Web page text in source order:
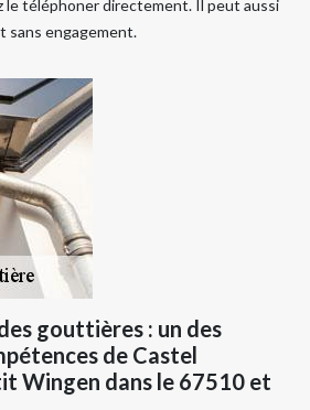
le téléphoner directement. Il peut aussi
sans engagement.
gouttières : un des
de Castel
Wingen dans le 67510 et